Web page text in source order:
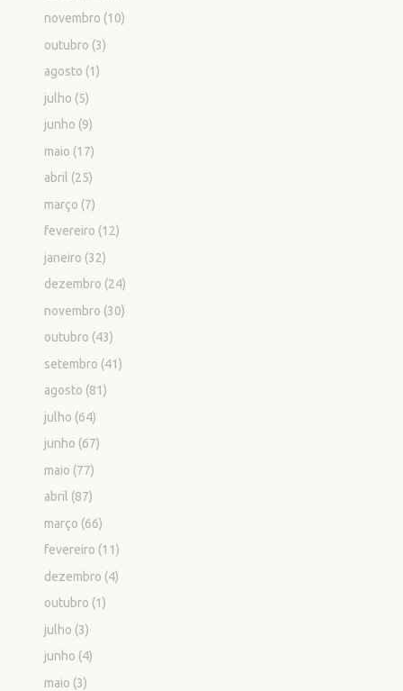
novembro (10)
outubro (3)
agosto (1)
julho (5)
junho (9)
maio (17)
abril (25)
março (7)
fevereiro (12)
janeiro (32)
dezembro (24)
novembro (30)
outubro (43)
setembro (41)
agosto (81)
julho (64)
junho (67)
maio (77)
abril (87)
março (66)
fevereiro (11)
dezembro (4)
outubro (1)
julho (3)
junho (4)
maio (3)